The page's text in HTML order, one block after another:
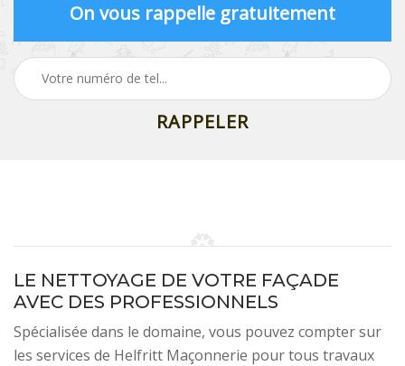
On vous rappelle gratuitement
LE NETTOYAGE DE VOTRE FAÇADE
AVEC DES PROFESSIONNELS
Spécialisée dans le domaine, vous pouvez compter sur
les services de Helfritt Maçonnerie pour tous travaux